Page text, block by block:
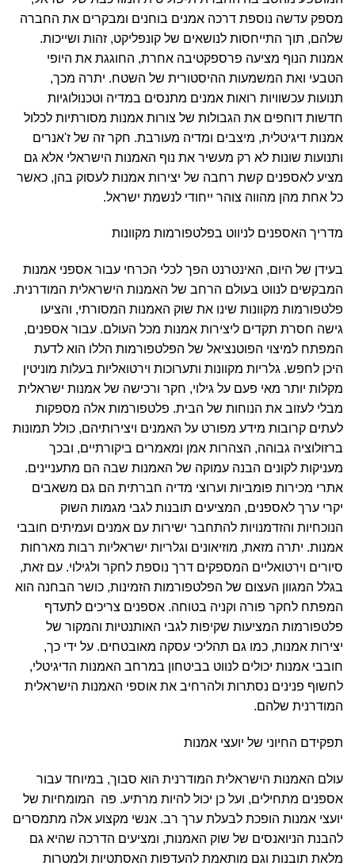
מספק עדשה נוספת דרכה אמנים בוחנים ומבקרים את החברה
שלהם, תוך התייחסות לנושאים של קונפליקט, זהות ושייכות.
אמנות הנוף מציעה פרספקטיבה אחרת, החוגגת את היופי
הטבעי ואת המשמעות ההיסטורית של השטח. יתרה מכך,
תנועות עכשוויות רואות אמנים מתנסים במדיה וטכנולוגיות
חדשות דוחפים את הגבולות של צורות אמנות מסורתיות לכלול
אמנות דיגיטלית, מיצבים ומדיה מעורבת. חקר זה של ז'אנרים
ותנועות שונות לא רק מעשיר את נוף האמנות הישראלי אלא גם
מציע לאספנים קשת רחבה של יצירות אמנות לעסוק בהן, כאשר
כל אחת מהן מהווה צוהר ייחודי לנשמת ישראל.
מדריך האספנים לניווט בפלטפורמות מקוונות
בעידן של היום, האינטרנט הפך לכלי הכרחי עבור אספני אמנות
המבקשים לנווט בעולם הרחב של האמנות הישראלית המודרנית.
פלטפורמות מקוונות שינו את שוק האמנות המסורתי, והציעו
גישה חסרת תקדים ליצירות אמנות מכל העולם. עבור אספנים,
המפתח למיצוי הפוטנציאל של הפלטפורמות הללו הוא לדעת
היכן לחפש. גלריות מקוונות ותערוכות וירטואליות בעלות מוניטין
מקלות יותר מאי פעם על גילוי, חקר ורכישה של אמנות ישראלית
מבלי לעזוב את הנוחות של הבית. פלטפורמות אלה מספקות
לעתים קרובות מידע מפורט על האמנים ויצירותיהם, כולל תמונות
ברזולוציה גבוהה, הצהרות אמן ומאמרים ביקורתיים, ובכך
מעניקות לקונים הבנה עמוקה של האמנות שבה הם מתעניינים.
אתרי מכירות פומביות וערוצי מדיה חברתית הם גם משאבים
יקרי ערך לאספנים, המציעים תובנות לגבי מגמות השוק
הנוכחיות והזדמנויות להתחבר ישירות עם אמנים ועמיתים חובבי
אמנות. יתרה מזאת, מוזיאונים וגלריות ישראליות רבות מארחות
סיורים וירטואליים המספקים דרך נוספת לחקר ולגילוי. עם זאת,
בגלל המגוון העצום של הפלטפורמות הזמינות, כושר הבחנה הוא
המפתח לחקר פורה וקניה בטוחה. אספנים צריכים לתעדף
פלטפורמות המציעות שקיפות לגבי האותנטיות והמקור של
יצירות אמנות, כמו גם תהליכי עסקה מאובטחים. על ידי כך,
חובבי אמנות יכולים לנווט בביטחון במרחב האמנות הדיגיטלי,
לחשוף פנינים נסתרות ולהרחיב את אוספי האמנות הישראלית
המודרנית שלהם.
תפקידם החיוני של יועצי אמנות
עולם האמנות הישראלית המודרנית הוא סבוך, במיוחד עבור
אספנים מתחילים, ועל כן יכול להיות מרתיע. פה המומחיות של
יועצי אמנות הופכת לבעלת ערך רב. אנשי מקצוע אלה מתמסרים
להבנת הניואנסים של שוק האמנות, ומציעים הדרכה שהיא גם
מלאת תובנות וגם מותאמת להעדפות האסתטיות ולמטרות